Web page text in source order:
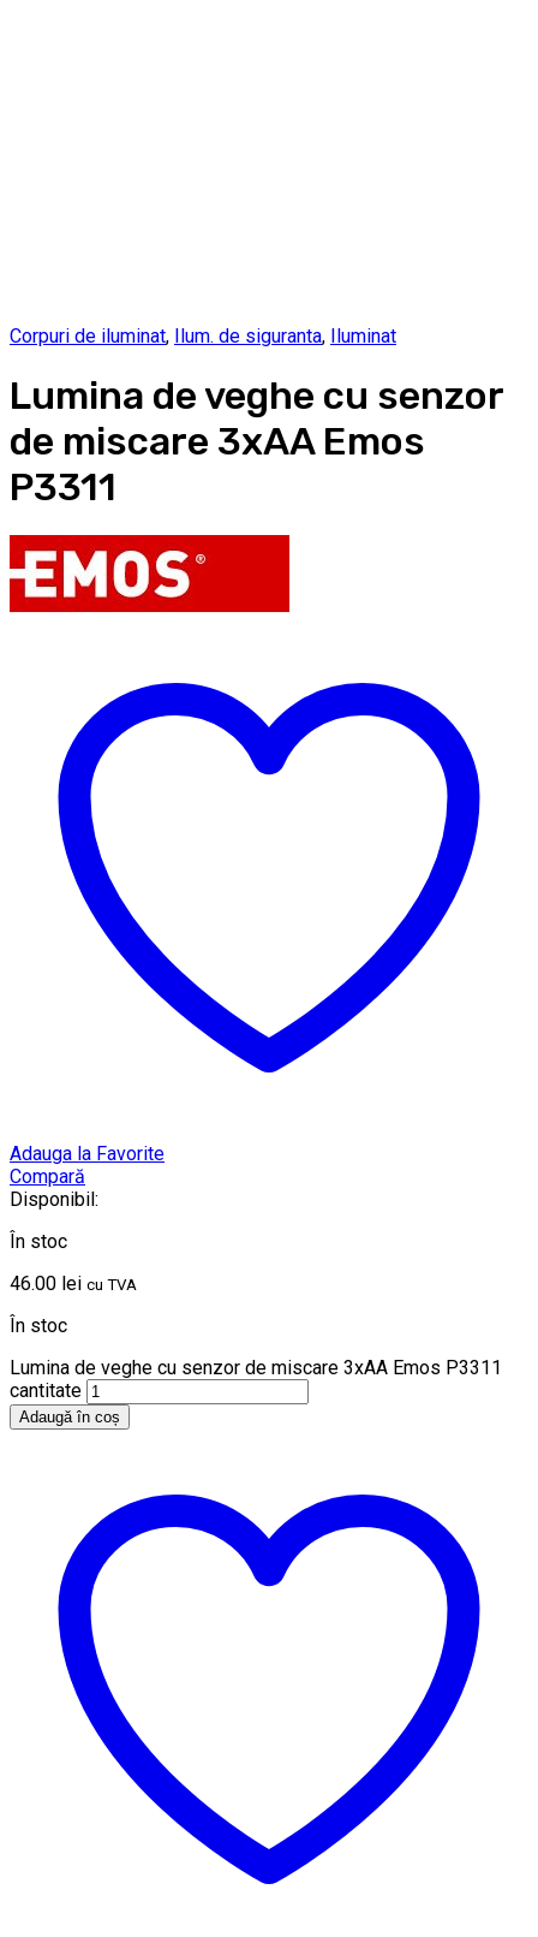
Corpuri de iluminat, Ilum. de siguranta, Iluminat
Lumina de veghe cu senzor
de miscare 3xAA Emos
P3311
Adauga la Favorite
Compară
Disponibil:
În stoc
46.00 lei cu TVA
În stoc
Lumina de veghe cu senzor de miscare 3xAA Emos P3311
cantitate
Adaugă în coș